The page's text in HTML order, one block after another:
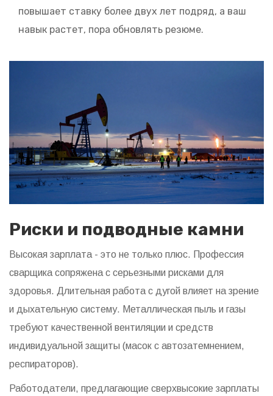
повышает ставку более двух лет подряд, а ваш
навык растет, пора обновлять резюме.
Риски и подводные камни
Высокая зарплата - это не только плюс. Профессия
сварщика сопряжена с серьезными рисками для
здоровья. Длительная работа с дугой влияет на зрение
и дыхательную систему. Металлическая пыль и газы
требуют качественной вентиляции и средств
индивидуальной защиты (масок с автозатемнением,
респираторов).
Работодатели, предлагающие сверхвысокие зарплаты